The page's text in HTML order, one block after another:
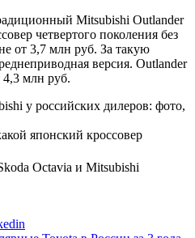
Mitsubishi Outlander
четвертого поколения без
от 3,7 млн руб. За такую
версия. Outlander
млн руб.
у российских дилеров: фото,
японский кроссовер
Octavia и Mitsubishi